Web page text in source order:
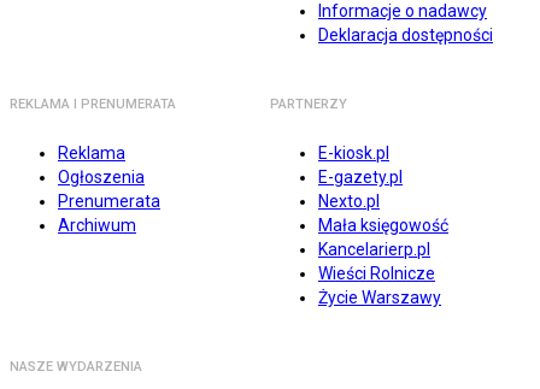
Informacje o nadawcy
Deklaracja dostępności
REKLAMA I PRENUMERATA
Reklama
Ogłoszenia
Prenumerata
Archiwum
PARTNERZY
E-kiosk.pl
E-gazety.pl
Nexto.pl
Mała księgowość
Kancelarierp.pl
Wieści Rolnicze
Życie Warszawy
NASZE WYDARZENIA